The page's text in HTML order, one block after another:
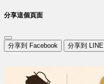
分享這個頁面
分享到 Facebook 分享到 LINE